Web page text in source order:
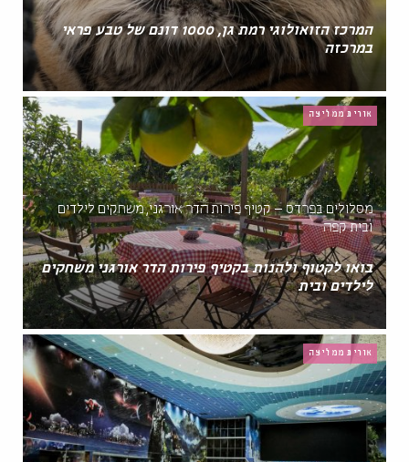
המרכז הזואולוגי רמת גן, 1000 דונם של טבע פראי
במרכזה
אורית ממליצה
מסלולים בפרדס – קטיף פירות הדר אורגני, משחקים לילדים
ובית קפה
בואו לקטוף ולהנות בקטיף פירות הדר אורגני משחקים
לילדים ובית
אורית ממליצה